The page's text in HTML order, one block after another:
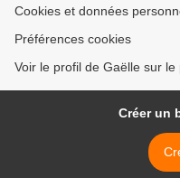
Cookies et données
Préférences cookies
Voir le profil de Gaëlle sur le
Créer un